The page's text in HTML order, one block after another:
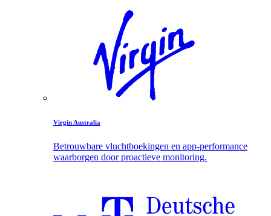
Virgin Australia
Betrouwbare vluchtboekingen en app-performance
waarborgen door proactieve monitoring.